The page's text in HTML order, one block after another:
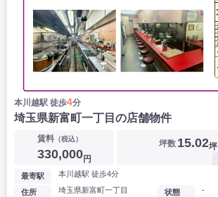
本川越駅 徒歩4分
埼玉県新富町一丁目の店舗物件
賃料（税込）
330,000円
坪数 15.02坪
最寄駅 本川越駅 徒歩4分
住所 埼玉県新富町一丁目 状態 -